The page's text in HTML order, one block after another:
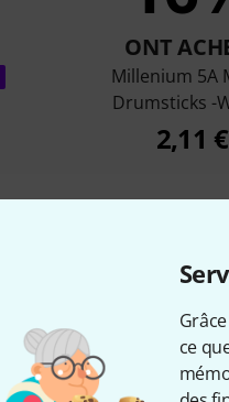
ce
ONT
Millenium 5A
Drumsticks -
2,11 €